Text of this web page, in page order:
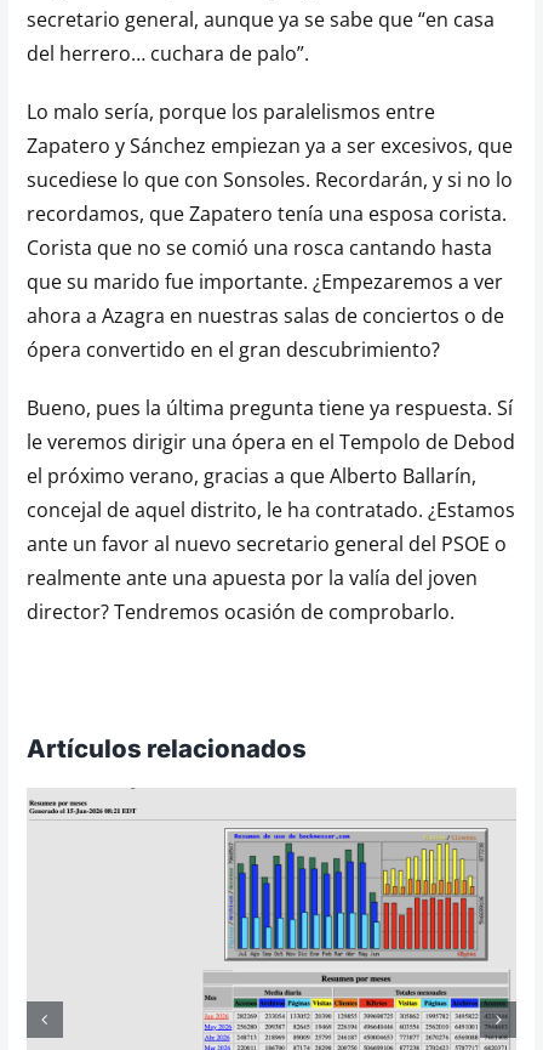
secretario general, aunque ya se sabe que “en casa
del herrero… cuchara de palo”.
Lo malo sería, porque los paralelismos entre
Zapatero y Sánchez empiezan ya a ser excesivos, que
sucediese lo que con Sonsoles. Recordarán, y si no lo
recordamos, que Zapatero tenía una esposa corista.
Corista que no se comió una rosca cantando hasta
que su marido fue importante. ¿Empezaremos a ver
ahora a Azagra en nuestras salas de conciertos o de
ópera convertido en el gran descubrimiento?
Bueno, pues la última pregunta tiene ya respuesta. Sí
le veremos dirigir una ópera en el Tempolo de Debod
el próximo verano, gracias a que Alberto Ballarín,
concejal de aquel distrito, le ha contratado. ¿Estamos
ante un favor al nuevo secretario general del PSOE o
realmente ante una apuesta por la valía del joven
director? Tendremos ocasión de comprobarlo.
Artículos relacionados